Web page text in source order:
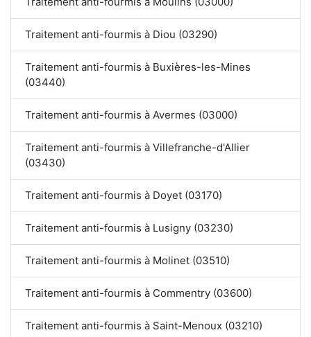
Traitement anti-fourmis à Diou (03290)
Traitement anti-fourmis à Buxières-les-Mines
(03440)
Traitement anti-fourmis à Avermes (03000)
Traitement anti-fourmis à Villefranche-d'Allier
(03430)
Traitement anti-fourmis à Doyet (03170)
Traitement anti-fourmis à Lusigny (03230)
Traitement anti-fourmis à Molinet (03510)
Traitement anti-fourmis à Commentry (03600)
Traitement anti-fourmis à Saint-Menoux (03210)